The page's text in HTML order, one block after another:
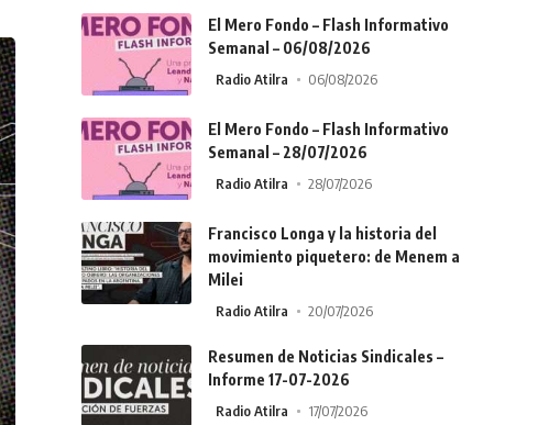
El Mero Fondo – Flash Informativo
Semanal – 06/08/2026
Radio Atilra 06/08/2026
El Mero Fondo – Flash Informativo
Semanal – 28/07/2026
Radio Atilra 28/07/2026
Francisco Longa y la historia del
movimiento piquetero: de Menem a
Milei
Radio Atilra 20/07/2026
Resumen de Noticias Sindicales –
Informe 17-07-2026
Radio Atilra 17/07/2026